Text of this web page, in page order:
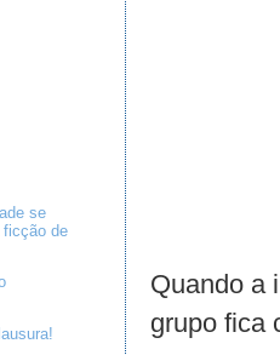
Quando a
grupo fica
se
de